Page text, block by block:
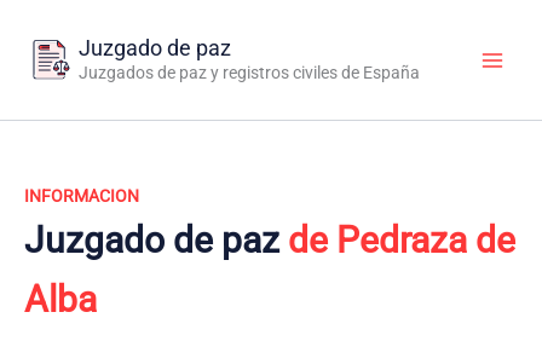
contenido
Juzgado de paz
Juzgados de paz y registros civiles de España
INFORMACION
Juzgado de paz de Pedraza de
Alba